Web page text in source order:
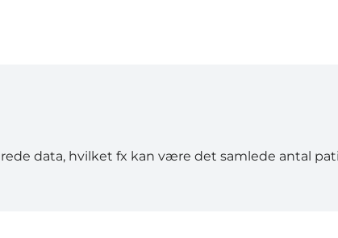
data, hvilket fx kan være det samlede antal